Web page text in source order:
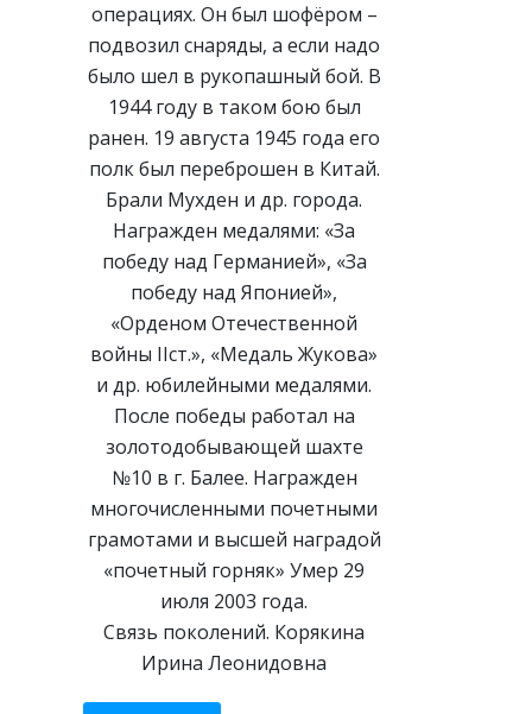
операциях. Он был шофёром –
подвозил снаряды, а если надо
было шел в рукопашный бой. В
1944 году в таком бою был
ранен. 19 августа 1945 года его
полк был переброшен в Китай.
Брали Мухден и др. города.
Награжден медалями: «За
победу над Германией», «За
победу над Японией»,
«Орденом Отечественной
войны IIст.», «Медаль Жукова»
и др. юбилейными медалями.
После победы работал на
золотодобывающей шахте
№10 в г. Балее. Награжден
многочисленными почетными
грамотами и высшей наградой
«почетный горняк» Умер 29
июля 2003 года.
Связь поколений. Корякина
Ирина Леонидовна